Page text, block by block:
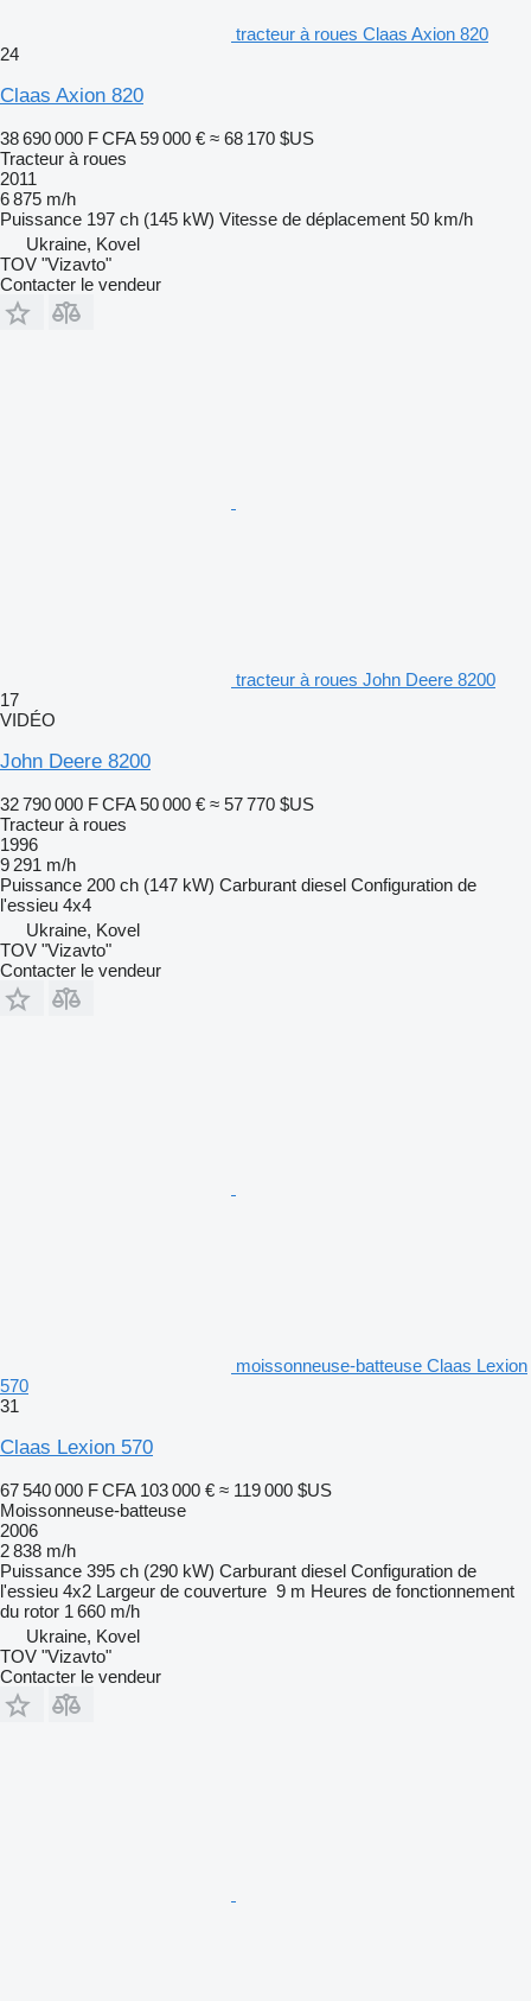
tracteur à roues Claas Axion 820
24
Claas Axion 820
38 690 000 F CFA 59 000 € ≈ 68 170 $US
Tracteur à roues
2011
6 875 m/h
Puissance 197 ch (145 kW) Vitesse de déplacement 50 km/h
Ukraine, Kovel
TOV "Vizavto"
Contacter le vendeur
tracteur à roues John Deere 8200
17
VIDÉO
John Deere 8200
32 790 000 F CFA 50 000 € ≈ 57 770 $US
Tracteur à roues
1996
9 291 m/h
Puissance 200 ch (147 kW) Carburant diesel Configuration de
l'essieu 4x4
Ukraine, Kovel
TOV "Vizavto"
Contacter le vendeur
moissonneuse-batteuse Claas Lexion
570
31
Claas Lexion 570
67 540 000 F CFA 103 000 € ≈ 119 000 $US
Moissonneuse-batteuse
2006
2 838 m/h
Puissance 395 ch (290 kW) Carburant diesel Configuration de
l'essieu 4x2 Largeur de couverture 9 m Heures de fonctionnement
du rotor 1 660 m/h
Ukraine, Kovel
TOV "Vizavto"
Contacter le vendeur